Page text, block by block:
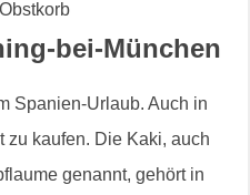
bei-München
Spanien-Urlaub. Auch in
zu kaufen. Die Kaki, auch
genannt, gehört in